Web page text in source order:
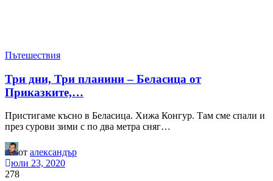
Пътешествия
Три дни, Три планини – Беласица от
Приказките,…
Пристигаме късно в Беласица. Хижа Конгур. Там сме спали и
през сурови зими с по два метра сняг…
от александър
юли 23, 2020
278